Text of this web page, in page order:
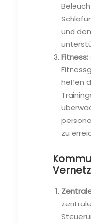
und
Fitness:
helfen
zu
zentrale